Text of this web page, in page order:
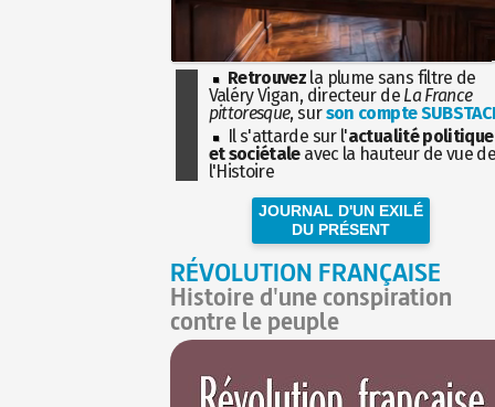
Retrouvez la plume sans filtre de
Valéry Vigan, directeur de La France
pittoresque, surson compte
Il s'attarde sur l'actualité politique
et sociétaleavec la hauteur de vue
l'Histoire
JOURNAL D'UN EXILÉ
DU PRÉSENT
RÉVOLUTION FRANÇAISE
Histoire d'une conspiration
contre le peuple